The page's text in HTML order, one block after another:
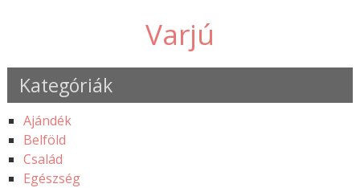
Varjú
Kategóriák
Ajándék
Belföld
Család
Egészség